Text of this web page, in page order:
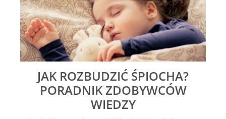
JAK ROZBUDZIĆ ŚPIOCHA?
PORADNIK ZDOBYWCÓW
WIEDZY